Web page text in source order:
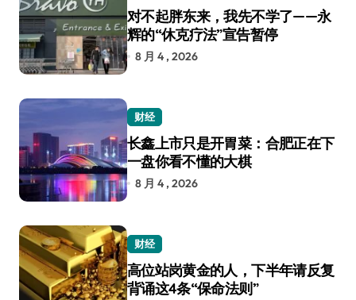
对不起胖东来，我先不学了——永
辉的“休克疗法”宣告暂停
8 月 4 , 2026
财经
长鑫上市只是开胃菜：合肥正在下
一盘你看不懂的大棋
8 月 4 , 2026
财经
高位站岗黄金的人，下半年请反复
背诵这4条“保命法则”